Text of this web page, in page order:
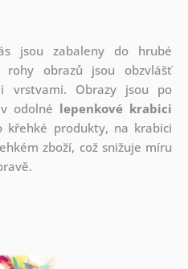
jsou zabaleny do hrubé
rohy obrazů jsou obzvlášť
vrstvami. Obrazy jsou po
odolné lepenkové krabici
křehké produkty, na krabici
zboží, což snižuje míru